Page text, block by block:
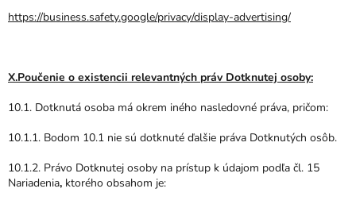
https://business.safety.google/privacy/display-advertising/
X.Poučenie o existencii relevantných práv Dotknutej osoby:
10.1. Dotknutá osoba má okrem iného nasledovné práva, pričom:
10.1.1. Bodom 10.1 nie sú dotknuté ďalšie práva Dotknutých osôb.
10.1.2. Právo Dotknutej osoby na prístup k údajom podľa čl. 15
Nariadenia, ktorého obsahom je: